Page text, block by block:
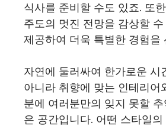
식사를 준비할 수도 있죠. 또
주도의 멋진 전망을 감상할
제공하여 더욱 특별한 경험을
자연에 둘러싸여 한가로운 시
아니라 취향에 맞는 인테리어
분에 여러분만의 잊지 못할
은 공간입니다. 어떤 스타일